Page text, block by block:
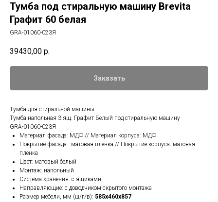
Тумба под стиральную машину Brevita
Графит 60 белая
GRA-01060-023Я
39430,00 р.
Заказать
Тумба для стиральной машины
Тумба напольная 3 ящ. Графит Белый под стиральную машину
GRA-01060-023Я
Материал фасада: МДФ // Материал корпуса: МДФ
Покрытие фасада - матовая пленка // Покрытие корпуса: матовая
пленка
Цвет: матовый белый
Монтаж: напольный
Система хранения: с ящиками
Направляющие: с доводчиком скрытого монтажа
Размер мебели, мм (ш/г/в): 585x460x857